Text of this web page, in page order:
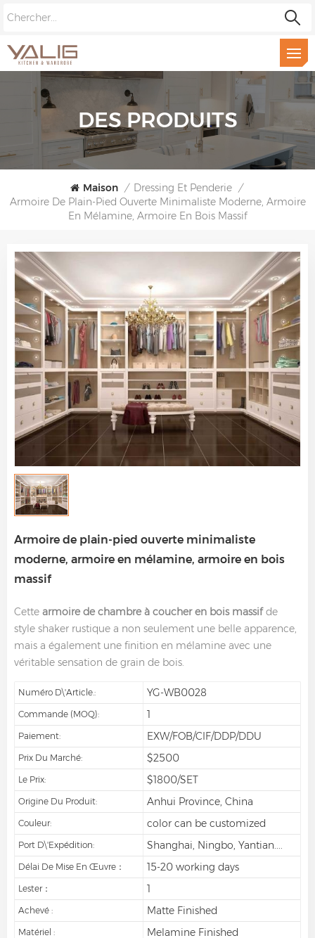
DES PRODUITS
Maison / Dressing Et Penderie /
Armoire De Plain-Pied Ouverte Minimaliste Moderne, Armoire
En Mélamine, Armoire En Bois Massif
Armoire de plain-pied ouverte minimaliste
moderne, armoire en mélamine, armoire en bois
massif
Cette armoire de chambre à coucher en bois massifde
style shaker rustique a non seulement une belle apparence,
mais a également une finition en mélamine avec une
véritable sensation de grain de bois.
Numéro D\'article.: YG-WB0028
Commande (MOQ): 1
Paiement: EXW/FOB/CIF/DDP/DDU
Prix Du Marché: $2500
Le Prix: $1800/SET
Origine Du Produit: Anhui Province, China
Couleur: color can be customized
Port D\'expédition: Shanghai, Ningbo, Yantian....
Délai De Mise En Œuvre： 15-20 working days
Lester： 1
Achevé : Matte Finished
Matériel : Melamine Finished